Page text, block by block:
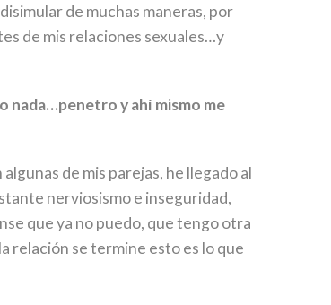
de muchas maneras, por
de mis relaciones sexuales…y
nada…penetro y ahí mismo me
de mis parejas, he llegado al
nerviosismo e inseguridad,
que ya no puedo, que tengo otra
relación se termine esto es lo que